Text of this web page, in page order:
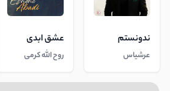
ندونستم
عرشیاس
عشق ابدی
روح الله کرمی